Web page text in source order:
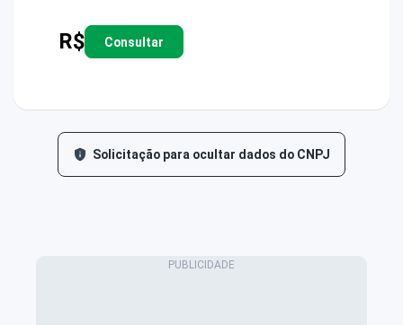
R$ Consultar
Solicitação para ocultar dados do CNPJ